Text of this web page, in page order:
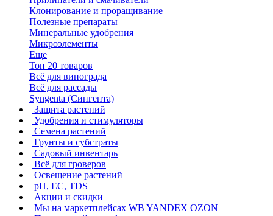
Клонирование и проращивание
Полезные препараты
Минеральные удобрения
Микроэлементы
Еще
Топ 20 товаров
Всё для винограда
Всё для рассады
Syngenta (Сингента)
Защита растений
Удобрения и стимуляторы
Семена растений
Грунты и субстраты
Садовый инвентарь
Всё для гроверов
Освещение растений
pH, EC, TDS
Акции и скидки
Мы на маркетплейсах WB YANDEX OZON